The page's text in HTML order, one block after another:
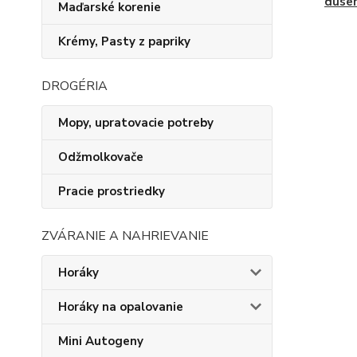
Maďarské korenie
Krémy, Pasty z papriky
DROGÉRIA
Mopy, upratovacie potreby
Odžmolkovače
Pracie prostriedky
ZVÁRANIE A NAHRIEVANIE
Horáky
Horáky na opalovanie
Mini Autogeny